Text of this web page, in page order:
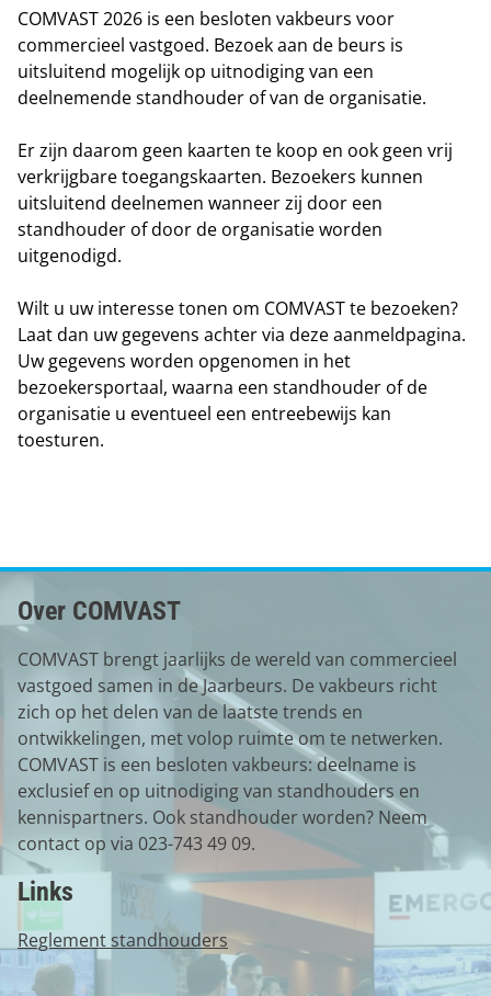
Aanmelden als bezoeker
COMVAST 2026 is een besloten vakbeurs voor
commercieel vastgoed. Bezoek aan de beurs is
uitsluitend mogelijk op uitnodiging van een
deelnemende standhouder of van de organisatie.
Er zijn daarom geen kaarten te koop en ook geen vrij
verkrijgbare toegangskaarten. Bezoekers kunnen
uitsluitend deelnemen wanneer zij door een
standhouder of door de organisatie worden
uitgenodigd.
Wilt u uw interesse tonen om COMVAST te bezoeken?
Laat dan uw gegevens achter via deze aanmeldpagina.
Uw gegevens worden opgenomen in het
bezoekersportaal, waarna een standhouder of de
organisatie u eventueel een entreebewijs kan
toesturen.
Over COMVAST
COMVAST brengt jaarlijks de wereld van commercieel
vastgoed samen in de Jaarbeurs. De vakbeurs richt
zich op het delen van de laatste trends en
ontwikkelingen, met volop ruimte om te netwerken.
COMVAST is een besloten vakbeurs: deelname is
exclusief en op uitnodiging van standhouders en
kennispartners. Ook standhouder worden? Neem
contact op via 023-743 49 09.
Links
Reglement standhouders